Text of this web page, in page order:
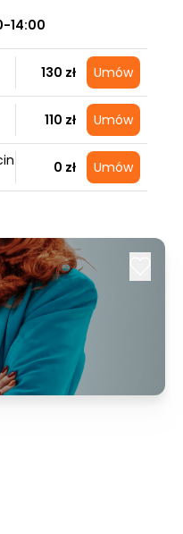
14:00
130 zł Umów
110 zł Umów
0 zł Umów